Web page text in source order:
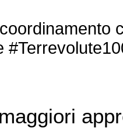
coordinamento